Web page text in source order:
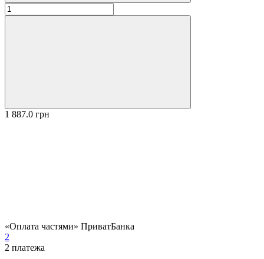
1 887.0 грн
«Оплата частями» ПриватБанка
2
2 платежа